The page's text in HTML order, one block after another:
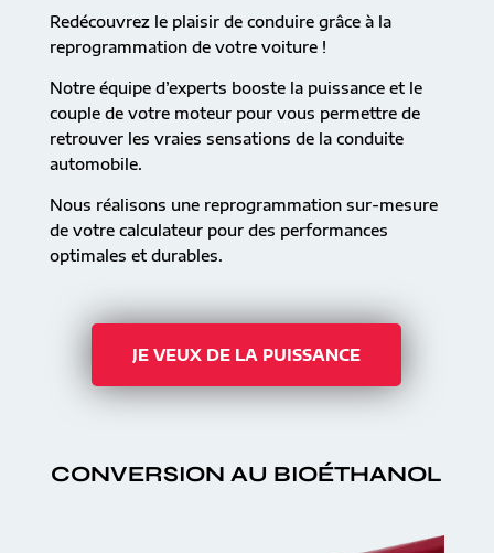
Redécouvrez le plaisir de conduire grâce à la
reprogrammation de votre voiture !
Notre équipe d’experts booste la puissance et le
couple de votre moteur pour vous permettre de
retrouver les vraies sensations de la conduite
automobile.
Nous réalisons une reprogrammation sur-mesure
de votre calculateur pour des performances
optimales et durables.
JE VEUX DE LA PUISSANCE
CONVERSION AU BIOÉTHANOL